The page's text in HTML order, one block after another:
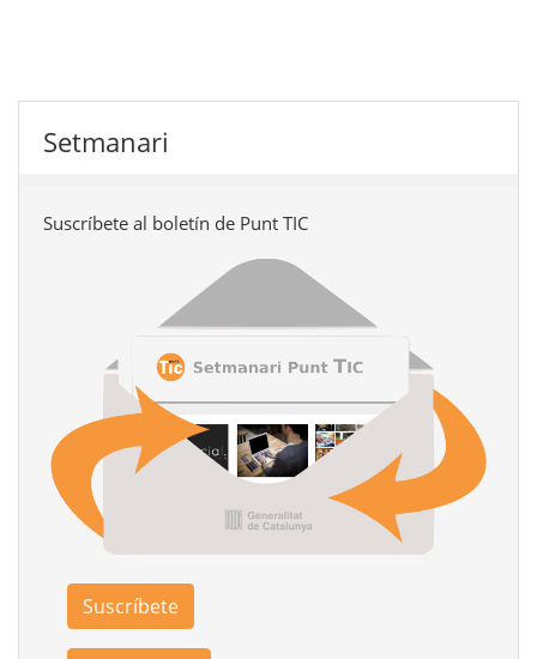
Setmanari
Suscríbete al boletín de Punt TIC
Suscríbete